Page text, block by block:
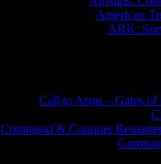
American
ARK:
Call to Arms – Gates
Command & Conquer